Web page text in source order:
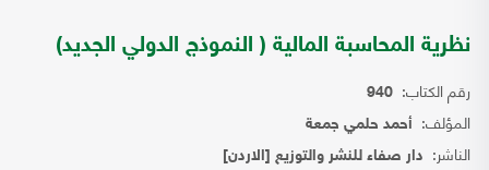
نظرية المحاسبة المالية ( النموذج الدولي الجديد)
رقم الكتاب: 940
المؤلف: أحمد حلمي جمعة
الناشر: دار صفاء للنشر والتوزيع [الاردن]